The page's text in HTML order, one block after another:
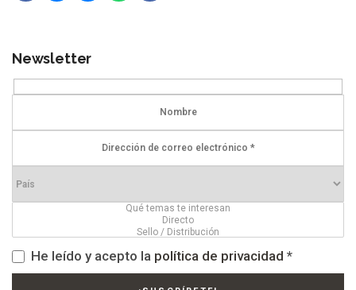
Newsletter
He leído y acepto la política de privacidad *